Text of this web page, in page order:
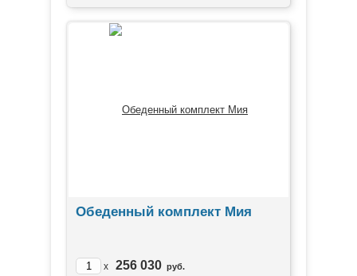
Обеденный комплект Мия
x 256 030 руб.